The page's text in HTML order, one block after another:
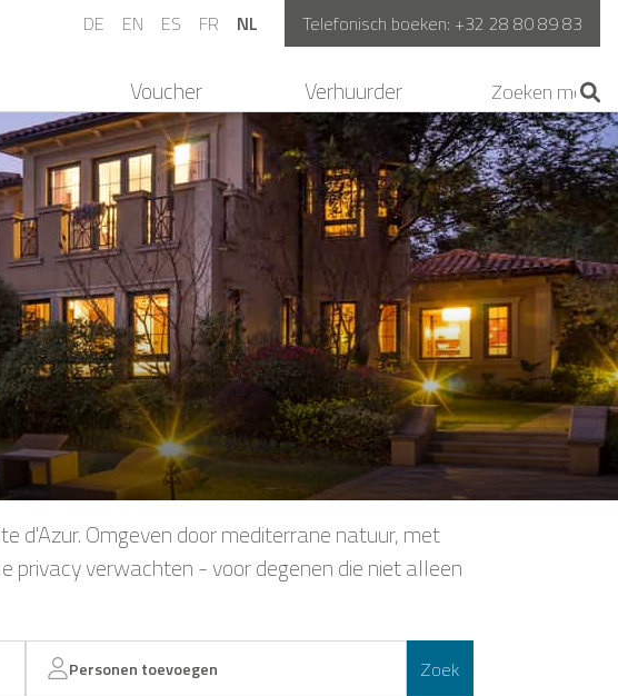
DE EN ES FR NL Telefonisch boeken: +32 28 80 89 83
Voucher Verhuurder
d'Azur. Omgeven door mediterrane natuur, met
privacy verwachten - voor degenen die niet alleen
Personen toevoegen Zoek